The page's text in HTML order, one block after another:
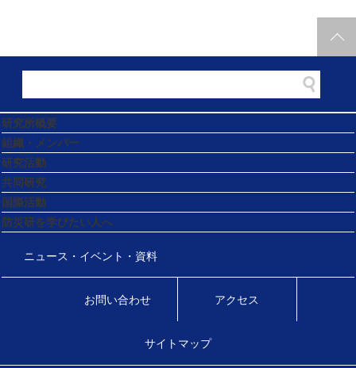
研究所概要
組織・メンバー
研究活動
共同研究
国際活動
防災研を学びたい人へ
ニュース・イベント・資料
お問い合わせ アクセス
サイトマップ